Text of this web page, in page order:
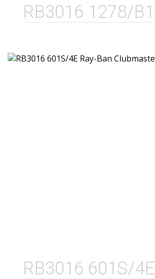
RB3016 1278/B1
RB3016 601S/4E